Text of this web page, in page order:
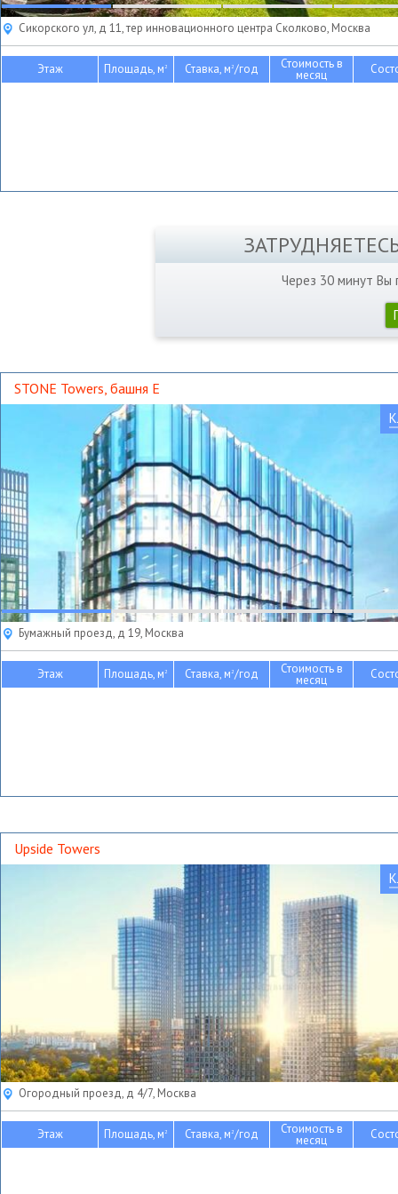
Сикорского ул, д 11, тер инновационного центра Сколково, Москва
Этаж Площадь, м2 Ставка, м2/год Стоимость в
месяц
Через 30 минут Вы
STONE Towers, башня Е
Бумажный проезд, д 19, Москва
Этаж Площадь, м2 Ставка, м2/год Стоимость в
месяц
Upside Towers
Огородный проезд, д 4/7, Москва
Этаж Площадь, м2 Ставка, м2/год Стоимость в
месяц